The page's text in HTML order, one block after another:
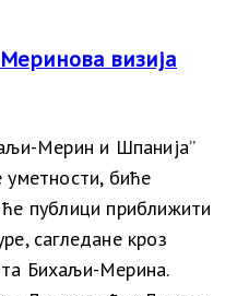
визија
Мерин и Шпанија”
уметности, биће
публици приближити
сагледане кроз
Бихаљи-Мерина.